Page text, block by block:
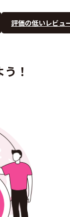
評価の低いレビュ
！